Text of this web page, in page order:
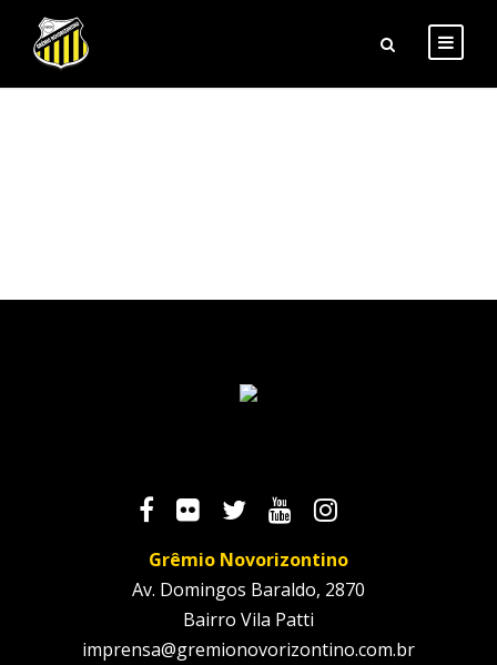
Grêmio Novorizontino
Av. Domingos Baraldo, 2870
Bairro Vila Patti
imprensa@gremionovorizontino.com.br